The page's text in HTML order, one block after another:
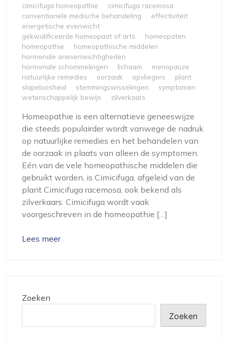
cimicifuga homeopathie
cimicifuga racemosa
conventionele medische behandeling
effectiviteit
energetische evenwicht
gekwalificeerde homeopaat of arts
homeopaten
homeopathie
homeopathische middelen
hormonale onevenwichtigheden
hormonale schommelingen
lichaam
menopauze
natuurlijke remedies
oorzaak opvliegers
plant
slapeloosheid
stemmingswisselingen
symptomen
wetenschappelijk bewijs
zilverkaars
Homeopathie is een alternatieve geneeswijze
die steeds populairder wordt vanwege de nadruk
op natuurlijke remedies en het behandelen van
de oorzaak in plaats van alleen de symptomen.
Eén van de vele homeopathische middelen die
gebruikt worden, is Cimicifuga, afgeleid van de
plant Cimicifuga racemosa, ook bekend als
zilverkaars. Cimicifuga wordt vaak
voorgeschreven in de homeopathie […]
Lees meer
Zoeken
Zoeken